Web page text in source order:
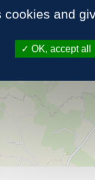
cookies and
OK, accept all